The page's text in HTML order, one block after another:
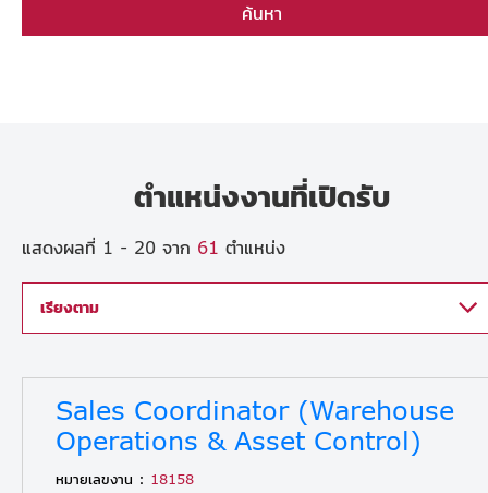
ค้นหา
ตำแหน่งงานที่เปิดรับ
แสดงผลที่ 1 - 20 จาก 61 ตำแหน่ง
เรียงตาม
Sales Coordinator (Warehouse
Operations & Asset Control)
หมายเลขงาน : 18158